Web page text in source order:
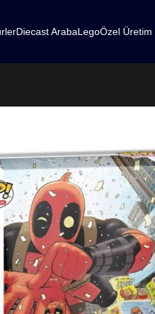
Diecast ArabaLegoÖzel Üretim